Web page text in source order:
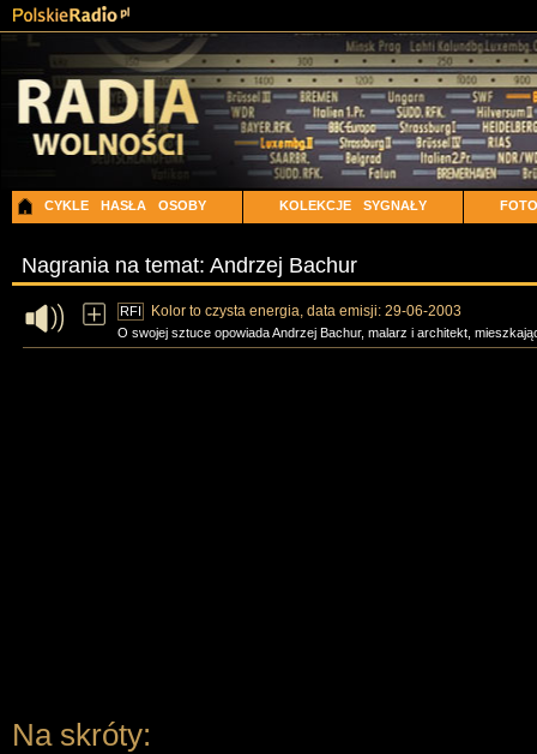
CYKLE HASŁA OSOBY KOLEKCJE SYGNAŁY FOTO
Nagrania na temat: Andrzej Bachur
RFI Kolor to czysta energia, data emisji: 29-06-2003
O swojej sztuce opowiada Andrzej Bachur, malarz i architekt,
Na skróty: